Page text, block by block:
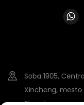
Soba 1905,
Xincheng,